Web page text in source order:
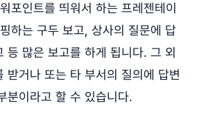
포인트를 띄워서 하는 프레젠테이
하는 구두 보고, 상사의 질문에 답
등 많은 보고를 하게 됩니다. 그 외
받거나 또는 타 부서의 질의에 답변
분이라고 할 수 있습니다.